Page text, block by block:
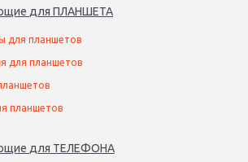
для ПЛАНШЕТА
для планшетов
для планшетов
планшетов
для ТЕЛЕФОНА